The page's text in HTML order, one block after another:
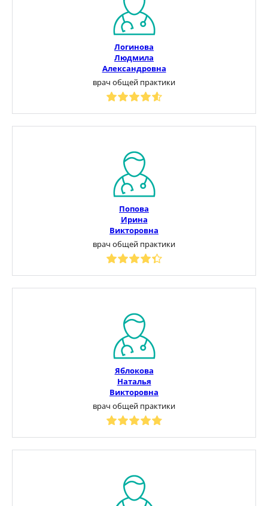
Логинова
Людмила
Александровна
врач общей практики
Попова
Ирина
Викторовна
врач общей практики
Яблокова
Наталья
Викторовна
врач общей практики